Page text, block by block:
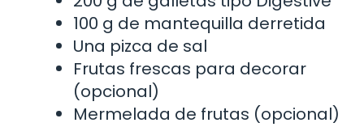
100 g de mantequilla derretida
Una pizca de sal
Frutas frescas para decorar
(opcional)
Mermelada de frutas (opcional)